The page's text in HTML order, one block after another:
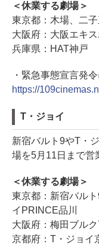
＜休業する劇場＞
東京都：木場、二
大阪府：大阪エキ
兵庫県：HAT神戸
・緊急事態宣言発
https://
T・ジョイ
新宿バルト9やT・
場を5月11日まで営
＜休業する劇場＞
東京都：新宿バル
イPRINCE品川
大阪府：梅田ブルク
京都府：T・ジョイ